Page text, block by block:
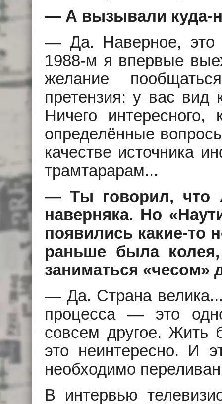
— А вызывали куда-
— Да. Наверное, это
1988-м я впервые
желание
претензия: у вас вид
Ничего интересного,
определённые
качестве источника
трамтарарам...
— Ты говорил, что
наверняка. Но
появились какие-то
раньше была
заниматься «чесом»
— Да. Страна
процесса — это
совсем другое. Жить
это неинтересно. И
необходимо
В интервью